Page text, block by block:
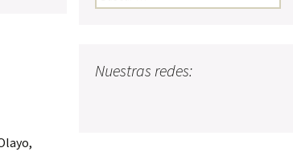
Nuestras redes: